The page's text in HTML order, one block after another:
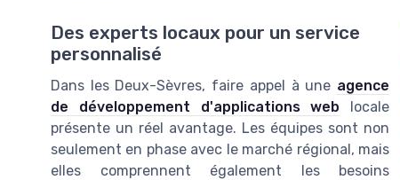
Des experts locaux pour un service
personnalisé
Dans les Deux-Sèvres, faire appel à une agence
de développement d'applications web locale
présente un réel avantage. Les équipes sont non
seulement en phase avec le marché régional, mais
elles comprennent également les besoins